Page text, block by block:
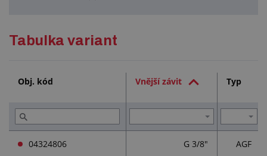
Tabulka variant
Obj. kód Vnější závit Typ
04324806 G 3/8" AGF